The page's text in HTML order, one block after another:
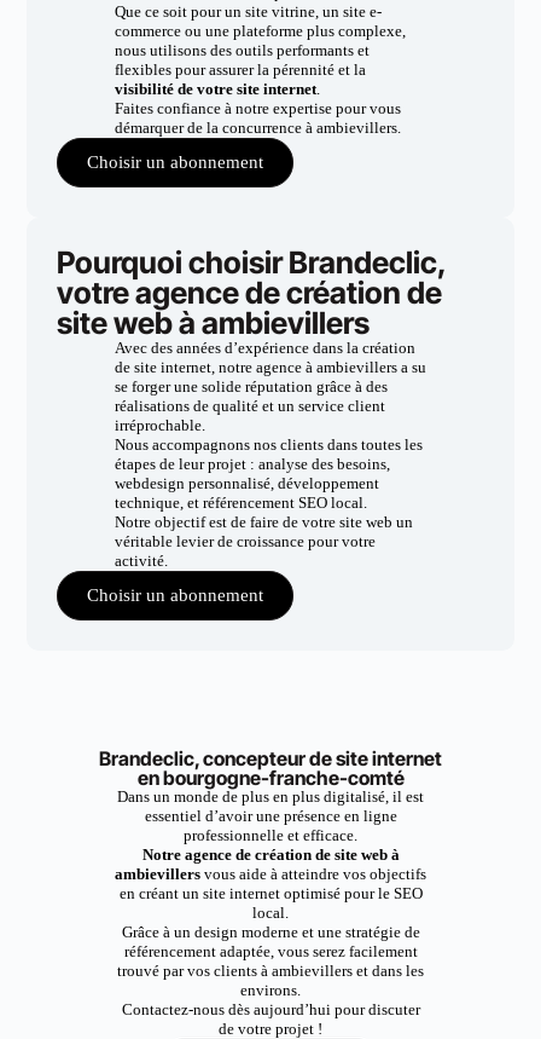
Que ce soit pour un site vitrine, un site e-
commerce ou une plateforme plus complexe,
nous utilisons des outils performants et
flexibles pour assurer la pérennité et la
visibilité de votre site internet.
Faites confiance à notre expertise pour vous
démarquer de la concurrence à ambievillers.
Choisir un abonnement
Pourquoi choisir Brandeclic,
votre agence de création de
site web à ambievillers
Avec des années d’expérience dans la création
de site internet, notre agence à ambievillers a su
se forger une solide réputation grâce à des
réalisations de qualité et un service client
irréprochable.
Nous accompagnons nos clients dans toutes les
étapes de leur projet : analyse des besoins,
webdesign personnalisé, développement
technique, et référencement SEO local.
Notre objectif est de faire de votre site web un
véritable levier de croissance pour votre
activité.
Choisir un abonnement
Brandeclic, concepteur de site internet
en bourgogne-franche-comté
Dans un monde de plus en plus digitalisé, il est
essentiel d’avoir une présence en ligne
professionnelle et efficace.
Notre agence de création de site web à
ambievillers vous aide à atteindre vos objectifs
en créant un site internet optimisé pour le SEO
local.
Grâce à un design moderne et une stratégie de
référencement adaptée, vous serez facilement
trouvé par vos clients à ambievillers et dans les
environs.
Contactez-nous dès aujourd’hui pour discuter
de votre projet !